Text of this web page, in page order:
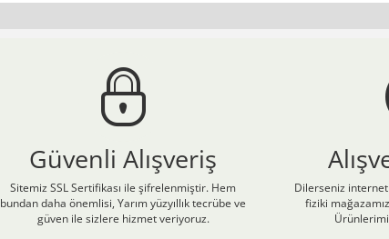
Güvenli Alışveriş
Sitemiz SSL Sertifikası ile şifrelenmiştir. Hem
bundan daha önemlisi, Yarım yüzyıllık tecrübe ve
güven ile sizlere hizmet veriyoruz.
Dilerseniz
fiziki